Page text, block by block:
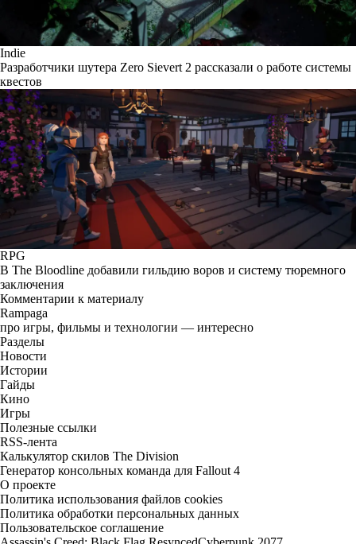
Indie
Разработчики шутера Zero Sievert 2 рассказали о работе системы
квестов
RPG
В The Bloodline добавили гильдию воров и систему тюремного
заключения
Комментарии к материалу
Rampaga
про игры, фильмы и технологии — интересно
Разделы
Новости
Истории
Гайды
Кино
Игры
Полезные ссылки
RSS-лента
Калькулятор скилов The Division
Генератор консольных команда для Fallout 4
О проекте
Политика использования файлов cookies
Политика обработки персональных данных
Пользовательское соглашение